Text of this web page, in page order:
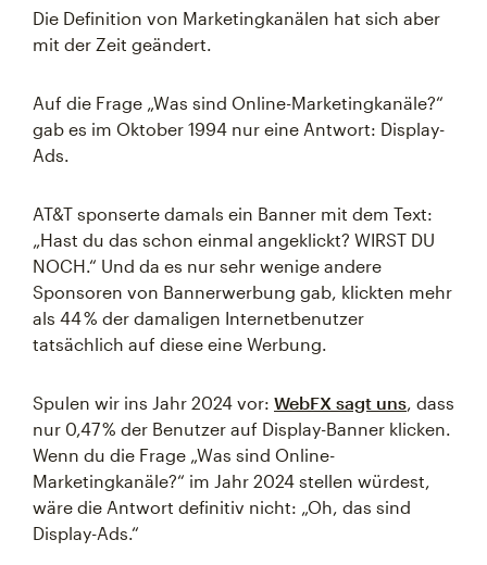
Die Definition von Marketingkanälen hat sich aber
mit der Zeit geändert.
Auf die Frage „Was sind Online-Marketingkanäle?“
gab es im Oktober 1994 nur eine Antwort: Display-
Ads.
AT&T sponserte damals ein Banner mit dem Text:
„Hast du das schon einmal angeklickt? WIRST DU
NOCH.“ Und da es nur sehr wenige andere
Sponsoren von Bannerwerbung gab, klickten mehr
als 44 % der damaligen Internetbenutzer
tatsächlich auf diese eine Werbung.
Spulen wir ins Jahr 2024 vor: WebFX sagt uns, dass
nur 0,47 % der Benutzer auf Display-Banner klicken.
Wenn du die Frage „Was sind Online-
Marketingkanäle?“ im Jahr 2024 stellen würdest,
wäre die Antwort definitiv nicht: „Oh, das sind
Display-Ads.“